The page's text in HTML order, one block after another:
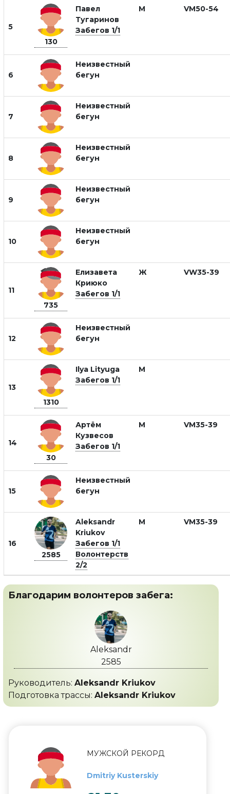
МУЖСКОЙ РЕКОРД
Dmitriy Kusterskiy
5
130
Павел
Тугаринов
Забегов 1/1
М VM50-54
6
Неизвестный
бегун
7
Неизвестный
бегун
8
Неизвестный
бегун
9
Неизвестный
бегун
10
Неизвестный
бегун
11
735
Елизавета
Криюко
Забегов 1/1
Ж VW35-39
12
Неизвестный
бегун
13
1310
Ilya Lityuga
Забегов 1/1
М
14
30
Артём
Кузвесов
Забегов 1/1
М VM35-39
15
Неизвестный
бегун
16
2585
Aleksandr
Kriukov
Забегов 1/1
Волонтерств
2/2
М VM35-39
Благодарим волонтеров забега:
Aleksandr
2585
Руководитель: Aleksandr Kriukov
Подготовка трассы: Aleksandr Kriukov